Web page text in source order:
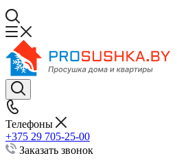
Телефоны
+375 29 705-25-00
Заказать звонок